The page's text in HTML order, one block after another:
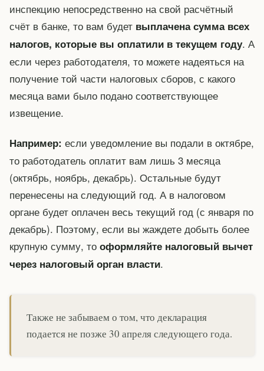
инспекцию непосредственно на свой расчётный
счёт в банке, то вам будет выплачена сумма всех
налогов, которые вы оплатили в текущем году. А
если через работодателя, то можете надеяться на
получение той части налоговых сборов, с какого
месяца вами было подано соответствующее
извещение.
Например: если уведомление вы подали в октябре,
то работодатель оплатит вам лишь 3 месяца
(октябрь, ноябрь, декабрь). Остальные будут
перенесены на следующий год. А в налоговом
органе будет оплачен весь текущий год (с января по
декабрь). Поэтому, если вы жаждете добыть более
крупную сумму, то оформляйте налоговый вычет
через налоговый орган власти.
Также не забываем о том, что декларация
подается не позже 30 апреля следующего года.